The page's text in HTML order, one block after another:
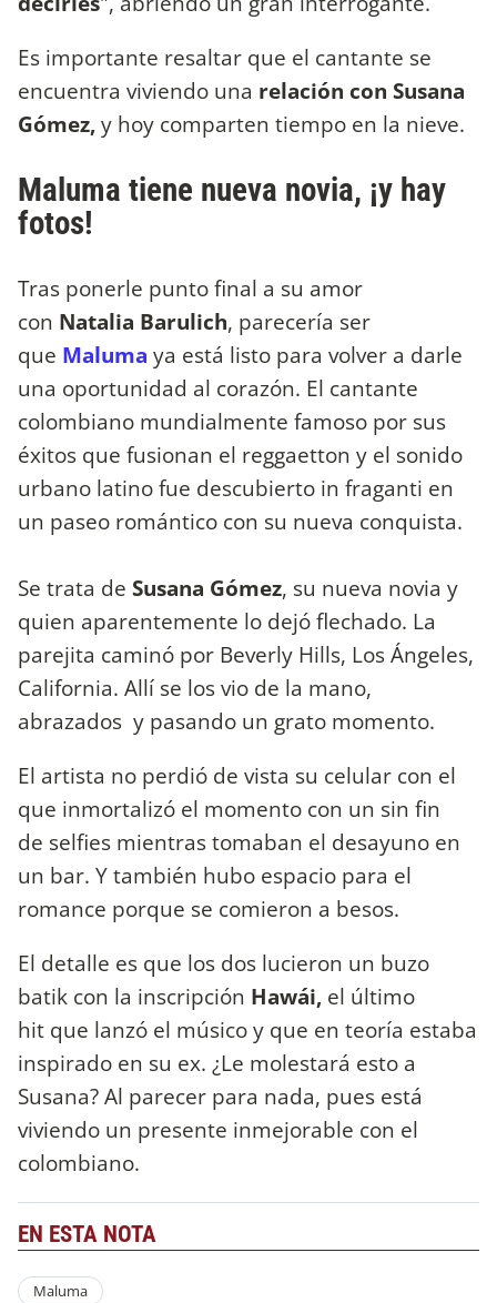
Es importante resaltar que el cantante se
encuentra viviendo una relación con Susana
Gómez,y hoy comparten tiempo en la nieve.
Maluma tiene nueva novia, ¡y hay
fotos!
Tras ponerle punto final a su amor
con Natalia Barulich, parecería ser
que Maluma ya está listo para volver a darle
una oportunidad al corazón. El cantante
colombiano mundialmente famoso por sus
éxitos que fusionan el reggaetton y el sonido
urbano latino fue descubierto in fraganti en
un paseo romántico con su nueva conquista.
Se trata de Susana Gómez, su nueva novia y
quien aparentemente lo dejó flechado. La
parejita caminó por Beverly Hills, Los Ángeles,
California. Allí se los vio de la mano,
abrazados y pasando un grato momento.
El artista no perdió de vista su celular con el
que inmortalizó el momento con un sin fin
de selfies mientras tomaban el desayuno en
un bar. Y también hubo espacio para el
romance porque se comieron a besos.
El detalle es que los dos lucieron un buzo
batik con la inscripción Hawái, el último
hit que lanzó el músico y que en teoría estaba
inspirado en su ex. ¿Le molestará esto a
Susana? Al parecer para nada, pues está
viviendo un presente inmejorable con el
colombiano.
EN ESTA NOTA
Maluma